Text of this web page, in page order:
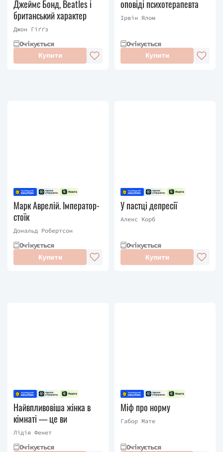
Джеймс Бонд, Beatles і
британський характер
Джон Гіґґз
Очікується
Купити
оповіді психотерапевта
Ірвін Ялом
Очікується
Купити
Марк Аврелій. Імператор-
стоїк
Дональд Робертсон
Очікується
Купити
У пастці депресії
Алекс Корб
Очікується
Купити
Найвпливовіша жінка в
кімнаті — це ви
Лідія Фенет
Очікується
Міф про норму
Габор Мате
Очікується